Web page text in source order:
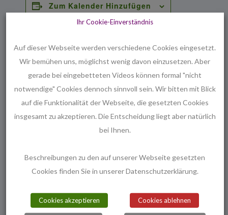
Zum Kalender Hinzufügen
DETAILS
Datum:
21. Juni 2024
Zeit:
16:30 - 17:30
Spanisch
Veranstaltungskatego
Seniorenbüro
VERANSTALTER
Bruno Ziezold
Telefon
0511 / 81 52 59
Ihr Cookie-Einverständnis
Auf dieser Webseite werden verschiedene Cookies eingesetzt.
Wir bemühen uns, möglichst wenig davon einzusetzen. Aber
gerade bei eingebetteten Videos können formal "nicht
notwendige" Cookies dennoch sinnvoll sein. Wir bitten mit Blick
auf die Funktionalität der Webseite, die gesetzten Cookies
insgesamt zu akzeptieren. Die Entscheidung liegt aber natürlich
bei Ihnen.
Beschreibungen zu den auf unserer Webseite gesetzten
Cookies finden Sie in unserer Datenschutzerklärung.
Cookies akzeptieren Cookies ablehnen